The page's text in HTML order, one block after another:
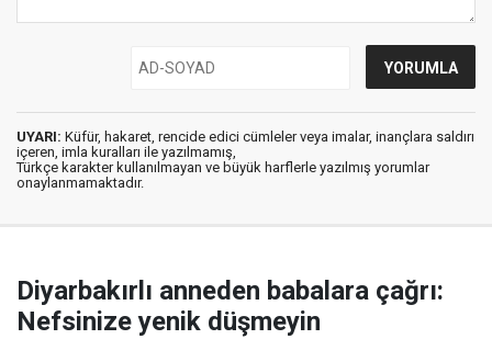
UYARI: Küfür, hakaret, rencide edici cümleler veya imalar, inançlara saldırı
içeren, imla kuralları ile yazılmamış,
Türkçe karakter kullanılmayan ve büyük harflerle yazılmış yorumlar
onaylanmamaktadır.
Diyarbakırlı anneden babalara çağrı:
Nefsinize yenik düşmeyin